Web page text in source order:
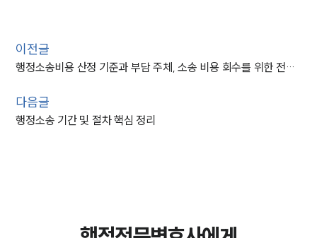
이전글
행정소송비용 산정 기준과 부담 주체, 소송 비용 회수를 위한 전략 총정리
다음글
행정소송 기간 및 절차 핵심 정리